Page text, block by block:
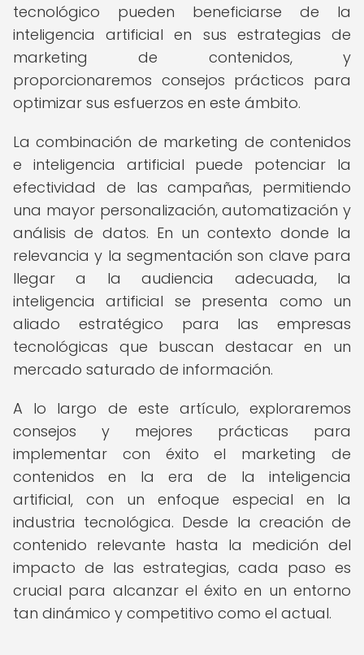
tecnológico pueden beneficiarse de la
inteligencia artificial en sus estrategias de
marketing de contenidos, y
proporcionaremos consejos prácticos para
optimizar sus esfuerzos en este ámbito.
La combinación de marketing de contenidos
e inteligencia artificial puede potenciar la
efectividad de las campañas, permitiendo
una mayor personalización, automatización y
análisis de datos. En un contexto donde la
relevancia y la segmentación son clave para
llegar a la audiencia adecuada, la
inteligencia artificial se presenta como un
aliado estratégico para las empresas
tecnológicas que buscan destacar en un
mercado saturado de información.
A lo largo de este artículo, exploraremos
consejos y mejores prácticas para
implementar con éxito el marketing de
contenidos en la era de la inteligencia
artificial, con un enfoque especial en la
industria tecnológica. Desde la creación de
contenido relevante hasta la medición del
impacto de las estrategias, cada paso es
crucial para alcanzar el éxito en un entorno
tan dinámico y competitivo como el actual.